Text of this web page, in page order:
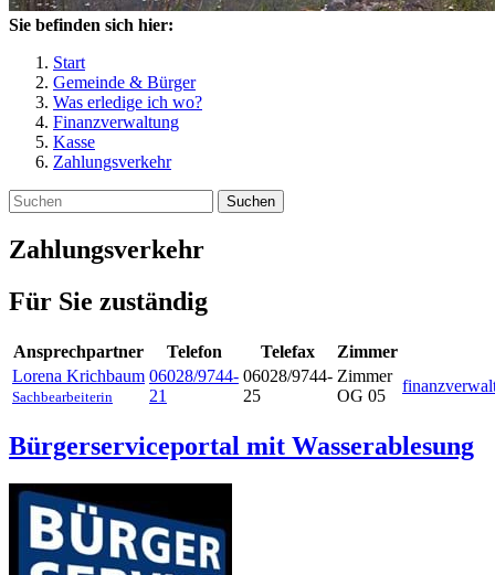
Sie befinden sich hier:
Start
Gemeinde & Bürger
Was erledige ich wo?
Finanzverwaltung
Kasse
Zahlungsverkehr
Suchen
Zahlungsverkehr
Für Sie zuständig
Ansprechpartner Telefon Telefax
Zimmer
Lorena Krichbaum
Sachbearbeiterin
06028/9744-
21
06028/9744-
25
Zimmer
OG 05
Bürgerserviceportal mit Wasserablesung